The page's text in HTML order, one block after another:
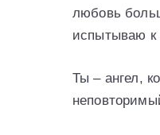
любовь
испытываю
Ты – ангел,